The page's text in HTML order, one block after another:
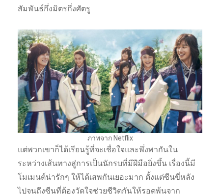
สัมพันธ์กึ่งมิตรกึ่งศัตรู
ภาพจาก Netflix
แต่พวกเขาก็ได้เรียนรู้ที่จะเชื่อใจและพึ่งพากันใน
ระหว่างเส้นทางสู่การเป็นนักรบที่มีฝีมือยิ่งขึ้น เรื่องนี้มี
โมเมนต์น่ารักๆ ให้ได้เสพกันเยอะมาก ตั้งแต่ซีนขี่หลัง
ไปจนถึงซีนที่ต้องวัดใจช่วยชีวิตกันให้รอดพ้นจาก